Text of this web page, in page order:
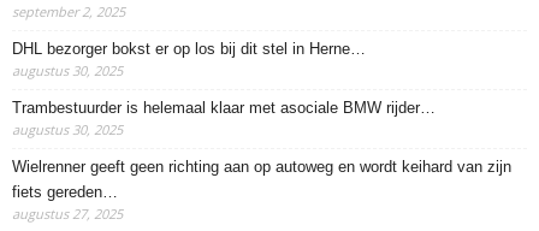
september 2, 2025
DHL bezorger bokst er op los bij dit stel in Herne…
augustus 30, 2025
Trambestuurder is helemaal klaar met asociale BMW rijder…
augustus 30, 2025
Wielrenner geeft geen richting aan op autoweg en wordt keihard van zijn
fiets gereden…
augustus 27, 2025